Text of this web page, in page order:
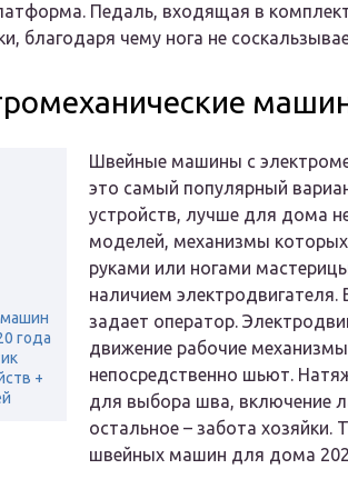
Педаль, входящая в
благодаря чему нога не
года
+
Швейные машины с
это самый популярный
устройств, лучше для дома
моделей, механизмы
руками или ногами
наличием электродвигателя.
задает оператор.
движение рабочие
непосредственно шьют.
для выбора шва, включение
остальное – забота хозяйки.
швейных машин для дома